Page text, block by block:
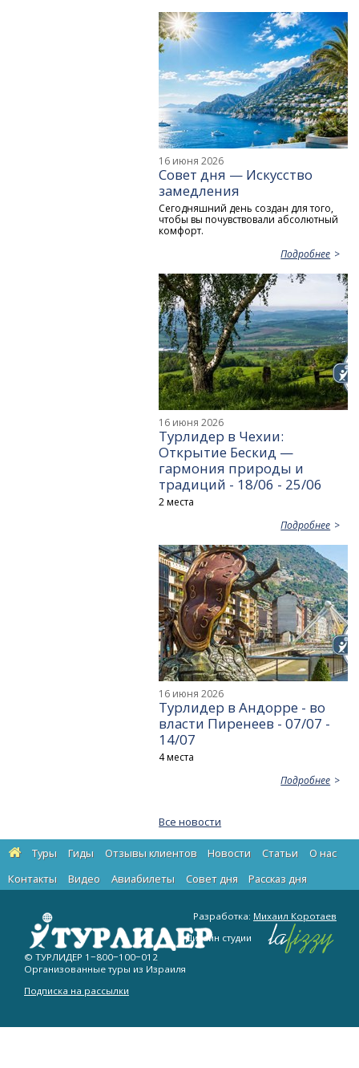
16 июня 2026
Совет дня — Искусство
замедления
Сегодняшний день создан для того,
чтобы вы почувствовали абсолютный
комфорт.
Подробнее
16 июня 2026
Турлидер в Чехии:
Открытие Бескид —
гармония природы и
традиций - 18/06 - 25/06
2 места
Подробнее
16 июня 2026
Турлидер в Андорре - во
власти Пиренеев - 07/07 -
14/07
4 места
Подробнее
Все новости
Туры Гиды Отзывы клиентов Новости Статьи
О нас
Контакты
Видео Авиабилеты Cовет дня Рассказ дня
© ТУРЛИДЕР 1−800−100−012
Организованные туры из Израиля
Подписка на рассылки
Разработка: Михаил Коротаев
Дизайн студии